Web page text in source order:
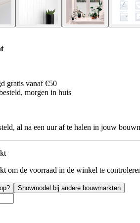
gratis vanaf €50
morgen in huis
al na een uur af te halen in jouw
om de voorraad in de winkel te
Showmodel bij andere bouwmarkten